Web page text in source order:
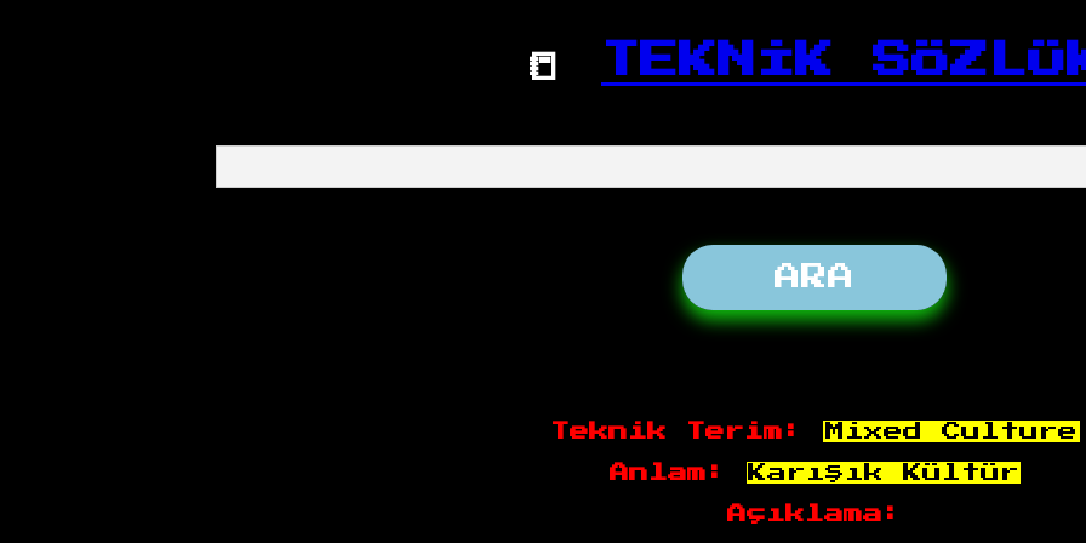
📒 TEKNİK
Teknik Terim: Mixed Culture
Anlam: Karışık Kültür
Açıklama: